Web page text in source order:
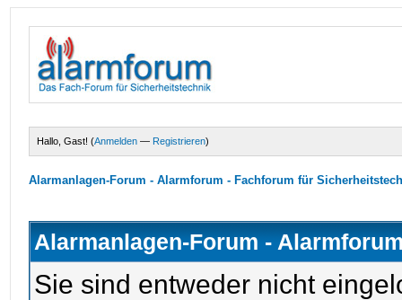
Hallo, Gast! (Anmelden — Registrieren)
Alarmanlagen-Forum - Alarmforum - Fachforum für
Alarmanlagen-Forum -
Sie sind entweder nicht